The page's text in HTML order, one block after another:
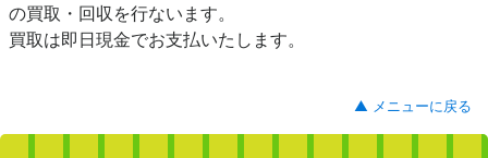
の買取・回収を行ないます。
買取は即日現金でお支払いたします。
▲ メニューに戻る